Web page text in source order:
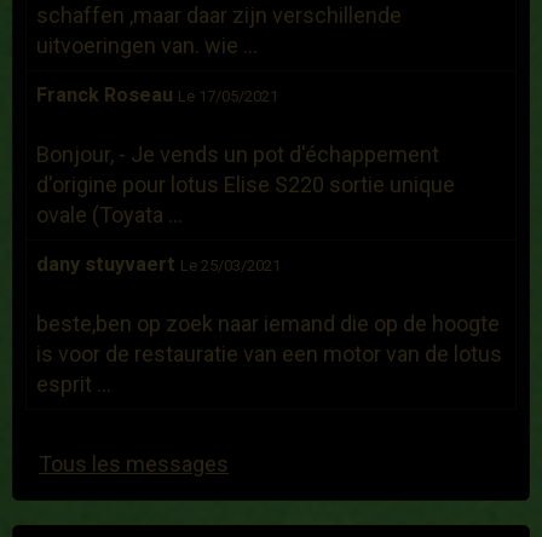
schaffen ,maar daar zijn verschillende
uitvoeringen van. wie ...
Franck Roseau Le 17/05/2021
Bonjour, - Je vends un pot d'échappement
d'origine pour lotus Elise S220 sortie unique
ovale (Toyata ...
dany stuyvaert Le 25/03/2021
beste,ben op zoek naar iemand die op de hoogte
is voor de restauratie van een motor van de lotus
esprit ...
Tous les messages